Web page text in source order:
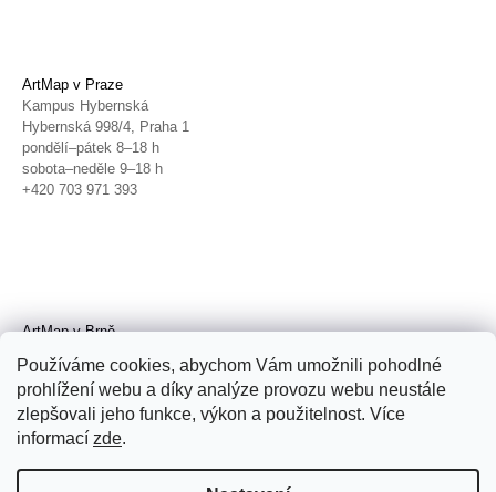
Používáme cookies, abychom Vám umožnili pohodlné
prohlížení webu a díky analýze provozu webu neustále
zlepšovali jeho funkce, výkon a použitelnost. Více
informací zde.
ArtMap v Praze
Kampus Hybernská
Hybernská 998/4, Praha 1
pondělí–pátek 8–18 h
sobota–neděle 9–18 h
+420 703 971 393
ArtMap v Brně
Radnická 4, Brno
úterý–pátek 11–19 h
sobota 14–19 h
+420 702 152 298